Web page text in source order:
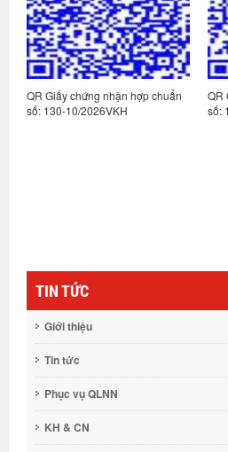
QR Giấy chứng nhận hợp chuẩn
số: 130-10/2026VKH
QR
số:
TIN TỨC
Giới thiệu
Tin tức
Phục vụ QLNN
KH & CN